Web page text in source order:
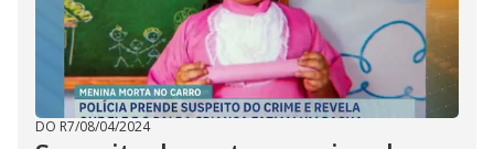
DO R7/08/04/2024